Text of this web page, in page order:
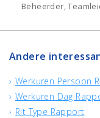
Beheerder,
Andere
Werkuren Persoon
Werkuren Dag
Rit Type Rapport